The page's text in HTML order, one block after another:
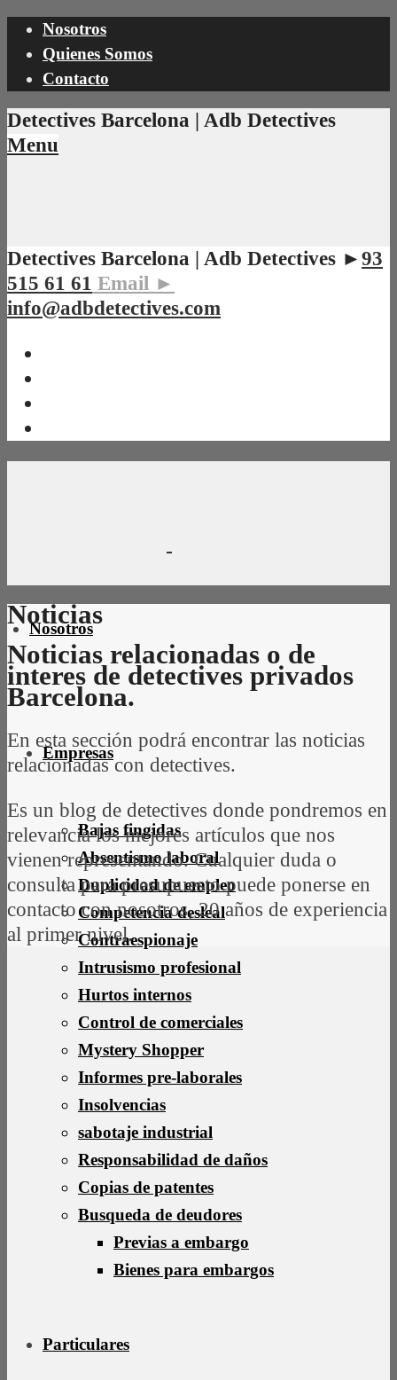
Nosotros
Quienes Somos
Contacto
Detectives Barcelona | Adb Detectives
Menu
Detectives Barcelona | Adb Detectives ► 93
515 61 61 Email ►
info@adbdetectives.com
Nosotros
Empresas
Bajas fingidas
Absentismo laboral
Duplicidad de empleo
Competencia desleal
Contraespionaje
Intrusismo profesional
Hurtos internos
Control de comerciales
Mystery Shopper
Informes pre-laborales
Insolvencias
sabotaje industrial
Responsabilidad de daños
Copias de patentes
Busqueda de deudores
Previas a embargo
Bienes para embargos
Particulares
Noticias
Noticias relacionadas o de
interes de detectives privados
Barcelona.
En esta sección podrá encontrar las noticias
relacionadas con detectives.
Es un blog de detectives donde pondremos en
relevancia los mejores artículos que nos
vienen representando. Cualquier duda o
consulta para presupuesto puede ponerse en
contacto con nosotros, 20 años de experiencia
al primer nivel.